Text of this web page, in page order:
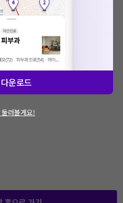
생했습니다.
생할 경우 모두닥 채널톡
의해주세요.
운로드
둘러볼게요!